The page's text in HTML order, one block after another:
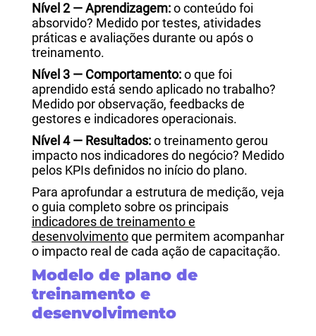
Nível 2 — Aprendizagem:o conteúdo foi
absorvido? Medido por testes, atividades
práticas e avaliações durante ou após o
treinamento.
Nível 3 — Comportamento:o que foi
aprendido está sendo aplicado no trabalho?
Medido por observação, feedbacks de
gestores e indicadores operacionais.
Nível 4 — Resultados:o treinamento gerou
impacto nos indicadores do negócio? Medido
pelos KPIs definidos no início do plano.
Para aprofundar a estrutura de medição, veja
o guia completo sobre os principais
indicadores de treinamento e
desenvolvimentoque permitem acompanhar
o impacto real de cada ação de capacitação.
Modelo de plano de
treinamento e
desenvolvimento